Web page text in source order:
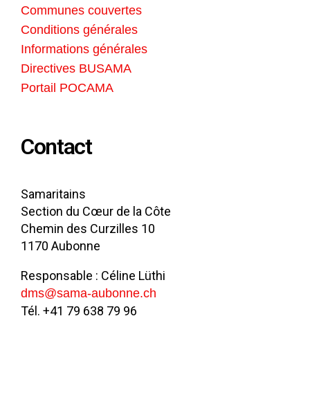
Communes couvertes
Conditions générales
Informations générales
Directives BUSAMA
Portail POCAMA
Contact
Samaritains
Section du Cœur de la Côte
Chemin des Curzilles 10
1170 Aubonne
Responsable : Céline Lüthi
dms@sama-aubonne.ch
Tél. +41 79 638 79 96